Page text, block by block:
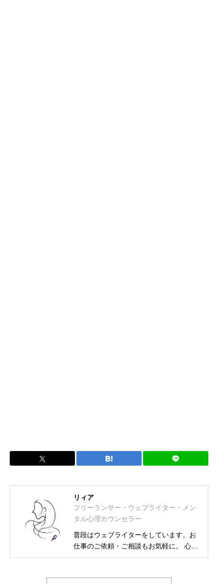
リィア
フリーランサー・ウェブライター・メン
タル心理カウンセラー
普段はウェブライターをしています。お
仕事のご依頼・ご相談もお気軽に。 心理
カウンセラー資格取得に伴い、相談募集
イター メンタル士心理カウンセラー・ア